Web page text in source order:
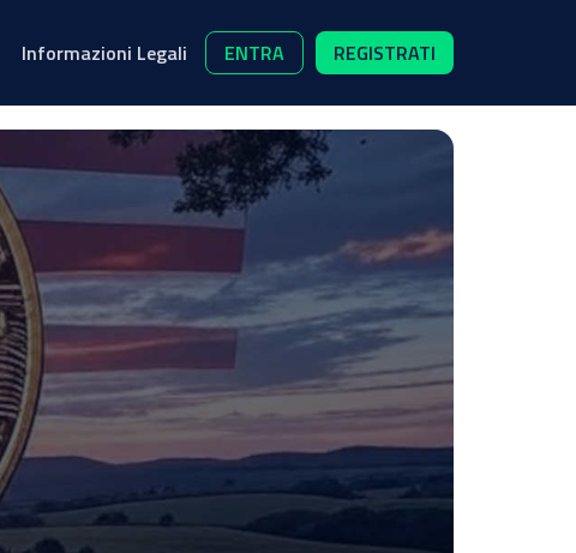
Informazioni Legali ENTRA REGISTRATI